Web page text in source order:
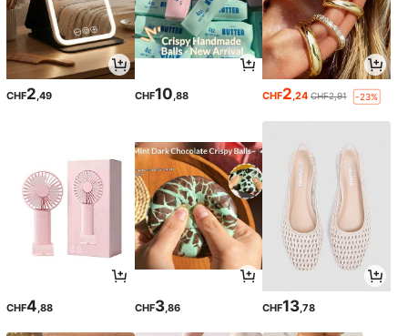
CHF2,49 CHF10,88 CHF2,24 CHF2,91 -23%
CHF4 ,88 CHF3,86 CHF13 ,78